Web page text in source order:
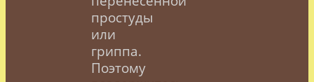
простуды
или
гриппа.
Поэтому